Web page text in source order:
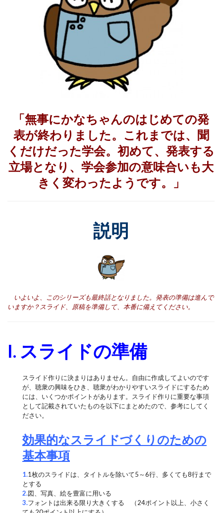
「無事にかなちゃんのはじめての発
表が終わりました。これまでは、聞
くだけだった学会。初めて、発表する
立場となり、学会参加の意味合いも大
きく変わったようです。」
説明
いよいよ、このシリーズも最終話となりました。発表の準備は進んで
いますか？スライド、原稿を準備して、本番に備えてください。
I. スライドの準備
スライド作りに決まりはありません。自由に作成してよいのです
が、聴衆の興味をひき、聴衆がわかりやすいスライドにするため
には、いくつかポイントがあります。スライド作りに重要な事項
として記載されていたものを以下にまとめたので、参考にしてく
ださい。
効果的なスライドづくりのための
基本事項
1.1枚のスライドは、タイトルを除いて5～6行、多くても8行まで
とする
2.図、写真、絵を豊富に用いる
3.フォントは出来る限り大きくする （24ポイント以上、小さく